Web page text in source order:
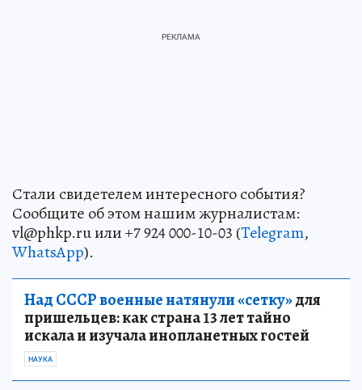
Стали свидетелем интересного события?
Сообщите об этом нашим журналистам:
vl@phkp.ru или +7 924 000-10-03 (Telegram,
WhatsApp).
Над СССР военные натянули «сетку»для
пришельцев: как страна 13 лет тайно
искала и изучала инопланетных гостей
НАУКА